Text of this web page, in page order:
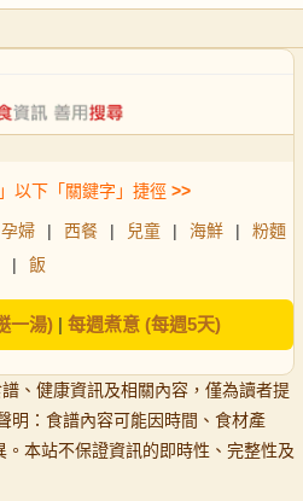
以下「關鍵字」捷徑 >>
孕婦 | 西餐 | 兒童 | 海鮮 |
粉麵
|
飯
一湯)| 每週煮意 (每週5天)
、健康資訊及相關內容，僅為讀者提
明：食譜內容可能因時間、食材產
本站不保證資訊的即時性、完整性及